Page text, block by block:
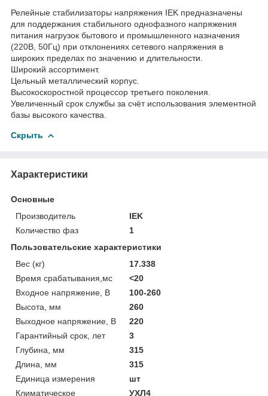
Релейные стабилизаторы напряжения IEK предназначены
для поддержания стабильного однофазного напряжения
питания нагрузок бытового и промышленного назначения
(220В, 50Гц) при отклонениях сетевого напряжения в
широких пределах по значению и длительности.
Широкий ассортимент.
Цельный металлический корпус.
Высокоскоростной процессор третьего поколения.
Увеличенный срок службы за счёт использования элементной
базы высокого качества.
Скрыть
Характеристики
Основные
Производитель
IEK
Количество фаз
1
Пользовательские характеристики
Вес (кг)
17.338
Время срабатывания,мс
<20
Входное напряжение, В
100-260
Высота, мм
260
Выходное напряжение, В
220
Гарантийный срок, лет
3
Глубина, мм
315
Длина, мм
315
Единица измерения
шт
Климатическое
УХЛ4